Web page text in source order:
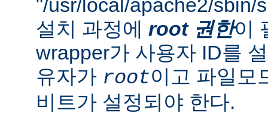
"/usr/local/apache2/sbin/
설치 과정에 root 권한이
wrapper가 사용자 ID를
유자가 root이고 파일모
비트가 설정되야 한다.